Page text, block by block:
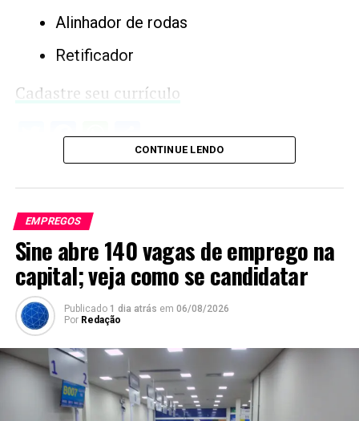
Alinhador de rodas
Retificador
Cadastre seu currículo
Twitter
Facebook
WhatsApp
Share
CONTINUE LENDO
EMPREGOS
Sine abre 140 vagas de emprego na
capital; veja como se candidatar
Publicado 1 dia atrás em 06/08/2026
Por Redação